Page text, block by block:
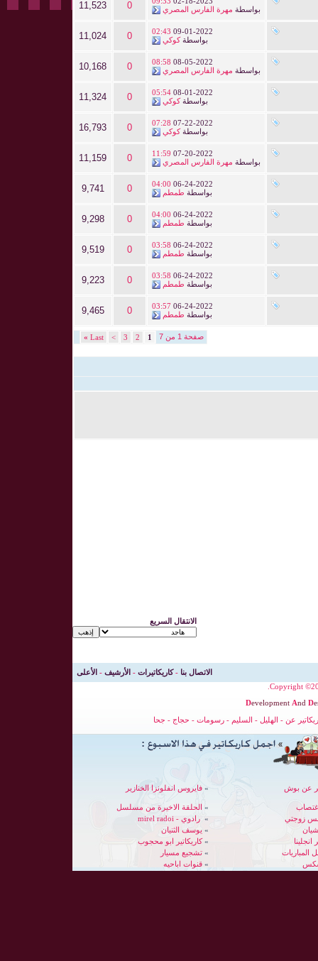
بواسطة مهرة الفارس المصري 0
11,523
09-01-2022
02:43
بواسطةكوكي 0
11,024
08-05-2022
08:58
بواسطة مهرة الفارس المصري 0
10,168
08-01-2022
05:54
بواسطةكوكي 0
11,324
07-22-2022
07:28
بواسطةكوكي 0
16,793
07-20-2022
11:59
بواسطة مهرة الفارس المصري 0
11,159
06-24-2022
04:00
بواسطة طمطم 0
9,741
06-24-2022
04:00
بواسطة طمطم 0
9,298
06-24-2022
03:58
بواسطة طمطم 0
9,519
06-24-2022
03:58
بواسطة طمطم 0
9,223
06-24-2022
03:57
بواسطة طمطم 0
9,465
صفحة 1 من 7 1
2
3
>
Last
»
الانتقال السريع
الاتصال بنا -كاريكاتيرات - الأرشيف - الأعلى
Copyright
Development And D
عن - الهليل - السليم -رسومات - حجاج - جحا
» فايروس انفلونزا الخنازير عن بوش
» الحلقة الاخيرة من مسلسل
» رادوي - mirel radoi
زوجتي
» يوسف الثنيان
» كاريكاتير ابو محجوب
انجلينا
» تشجيع مسيار
» قنوات اباحيه سكس